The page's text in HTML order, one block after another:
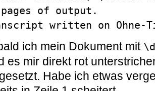
pages of output.
ich mein Dokument mit
es mir direkt rot
Habe ich etwas